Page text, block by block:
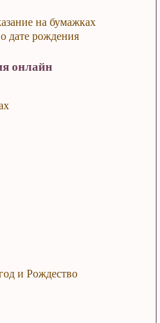
на бумажках
дате рождения
онлайн
и Рождество